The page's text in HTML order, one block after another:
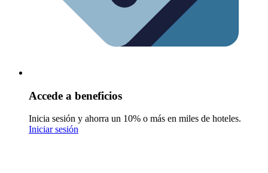
Accede a beneficios
Inicia sesión y ahorra un 10% o más en miles de hoteles.
Iniciar sesión